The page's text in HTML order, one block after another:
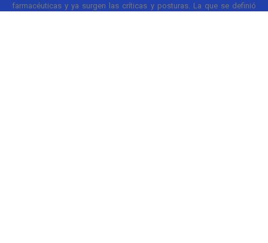
farmacéuticas y ya surgen las críticas y posturas. La que se definió